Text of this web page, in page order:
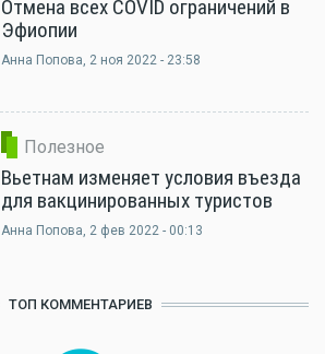
Отмена всех COVID ограничений в
Эфиопии
Анна Попова, 2 ноя 2022 - 23:58
Полезное
Вьетнам изменяет условия въезда
для вакцинированных туристов
Анна Попова, 2 фев 2022 - 00:13
ТОП КОММЕНТАРИЕВ